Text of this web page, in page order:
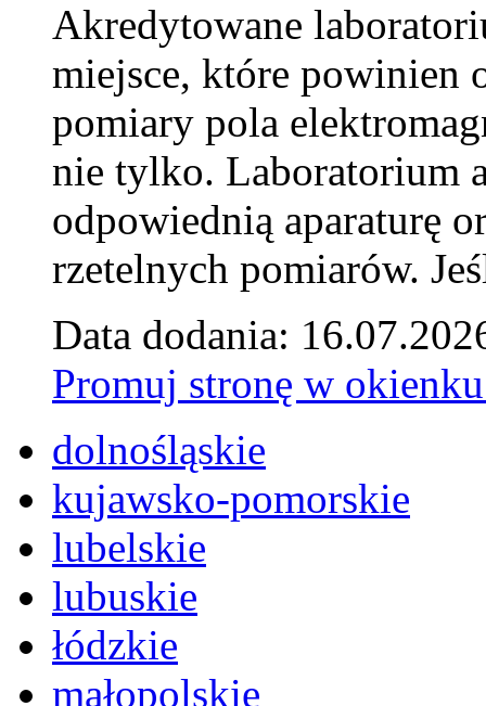
Akredytowane
miejsce, które powinien
pomiary pola
nie tylko. Laboratorium
odpowiednią aparaturę
rzetelnych pomiarów.
Data dodania:
Promuj stronę w
dolnośląskie
kujawsko-pomorskie
lubelskie
lubuskie
łódzkie
małopolskie